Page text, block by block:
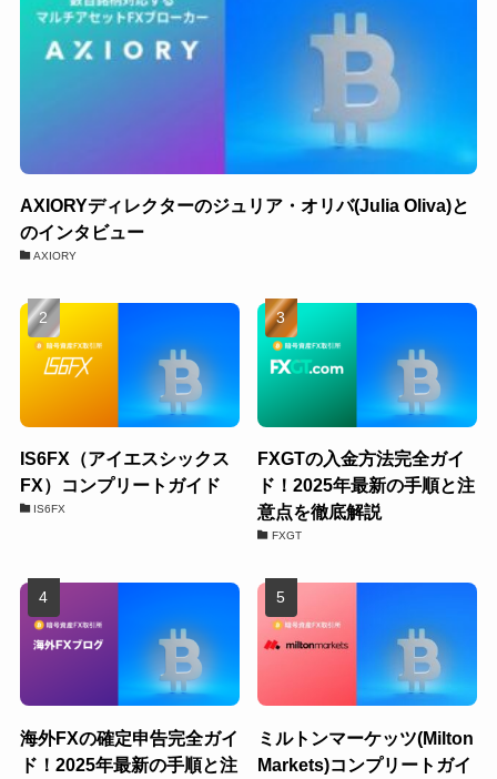
AXIORYディレクターのジュリア・オリバ(Julia Oliva)と
のインタビュー
AXIORY
IS6FX（アイエスシックス
FX）コンプリートガイド
IS6FX
FXGTの入金方法完全ガイ
ド！2025年最新の手順と注
意点を徹底解説
FXGT
海外FXの確定申告完全ガイ
ド！2025年最新の手順と注
ミルトンマーケッツ(Milton
Markets)コンプリートガイ